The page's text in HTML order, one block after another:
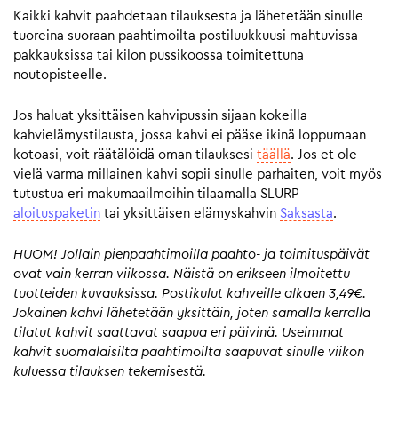
Kaikki kahvit paahdetaan tilauksesta ja lähetetään sinulle
tuoreina suoraan paahtimoilta postiluukkuusi mahtuvissa
pakkauksissa tai kilon pussikoossa toimitettuna
noutopisteelle.
Jos haluat yksittäisen kahvipussin sijaan kokeilla
kahvielämystilausta, jossa kahvi ei pääse ikinä loppumaan
kotoasi, voit räätälöidä oman tilauksesi täällä. Jos et ole
vielä varma millainen kahvi sopii sinulle parhaiten, voit myös
tutustua eri makumaailmoihin tilaamalla SLURP
aloituspaketin tai yksittäisen elämyskahvin Saksasta.
HUOM! Jollain pienpaahtimoilla paahto- ja toimituspäivät
ovat vain kerran viikossa. Näistä on erikseen ilmoitettu
tuotteiden kuvauksissa. Postikulut kahveille alkaen 3,49€.
Jokainen kahvi lähetetään yksittäin, joten samalla kerralla
tilatut kahvit saattavat saapua eri päivinä. Useimmat
kahvit suomalaisilta paahtimoilta saapuvat sinulle viikon
kuluessa tilauksen tekemisestä.